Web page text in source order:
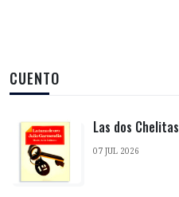
CUENTO
Las dos Chelitas
07 JUL 2026